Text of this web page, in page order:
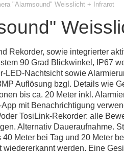
"Alarmsound" Weisslicht + Infrarot
Rekorder, sowie integrierter
90 Grad Blickwinkel, IP67
LED-Nachtsicht sowie
Auflösung bzgl. Details wie
bis ca. 20 Meter inkl.
mit Benachrichtigung
TosiLink-Rekorder: alle
Alternativ Daueraufnahme.
Meter bei Tag und 20 Meter
wiedererkannt werden. Eine